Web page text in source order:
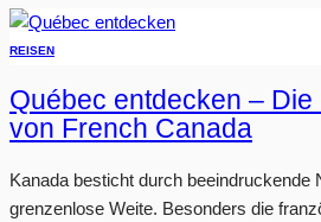
REISEN
Québec entdecken –
von French Canada
Kanada besticht durch beeindruckende
grenzenlose Weite. Besonders die